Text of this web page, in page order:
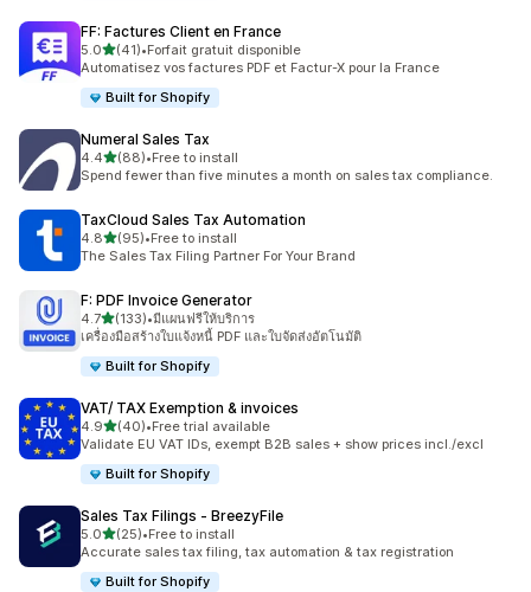
FF: Factures Client en France
5.0เต็ม 5 ดาว
(41)
ทั้งหมด 41 รีวิว
•Forfait gratuit disponible
Automatisez vos factures PDF et Factur-X pour la France
Built for Shopify
Numeral Sales Tax
4.4เต็ม 5 ดาว
(88)
ทั้งหมด 88 รีวิว
•Free to install
Spend fewer than five minutes a month on sales tax compliance.
TaxCloud Sales Tax Automation
4.8เต็ม 5 ดาว
(95)
ทั้งหมด 95 รีวิว
•Free to install
The Sales Tax Filing Partner For Your Brand
F: PDF Invoice Generator
4.7เต็ม 5 ดาว
(133)
ทั้งหมด 133 รีวิว
•มีแผนฟรีให้บริการ
เครื่องมือสร้างใบแจ้งหนี้ PDF และใบจัดส่งอัตโนมัติ
Built for Shopify
VAT/ TAX Exemption & invoices
4.9เต็ม 5 ดาว
(40)
ทั้งหมด 40 รีวิว
•Free trial available
Validate EU VAT IDs, exempt B2B sales + show prices incl./excl
Built for Shopify
Sales Tax Filings ‑ BreezyFile
5.0เต็ม 5 ดาว
(25)
ทั้งหมด 25 รีวิว
•Free to install
Accurate sales tax filing, tax automation & tax registration
Built for Shopify